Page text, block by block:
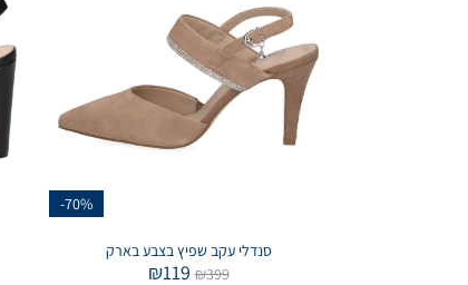
-70%
סנדלי עקב שפיץ בצבע בארק
₪399
₪119